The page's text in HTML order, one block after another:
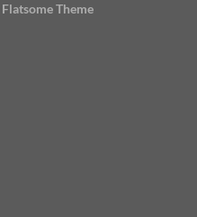
Flatsome Theme